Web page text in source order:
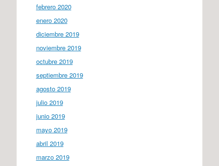
febrero 2020
enero 2020
diciembre 2019
noviembre 2019
octubre 2019
septiembre 2019
agosto 2019
julio 2019
junio 2019
mayo 2019
abril 2019
marzo 2019